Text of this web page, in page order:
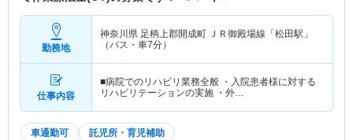
勤務地
神奈川県 足柄上郡開成町 ＪＲ御殿場線「松田駅」
（バス・車7分）
仕事内容
■病院でのリハビリ業務全般 ・入院患者様に対する
リハビリテーションの実施 ・外…
車通勤可 託児所・育児補助